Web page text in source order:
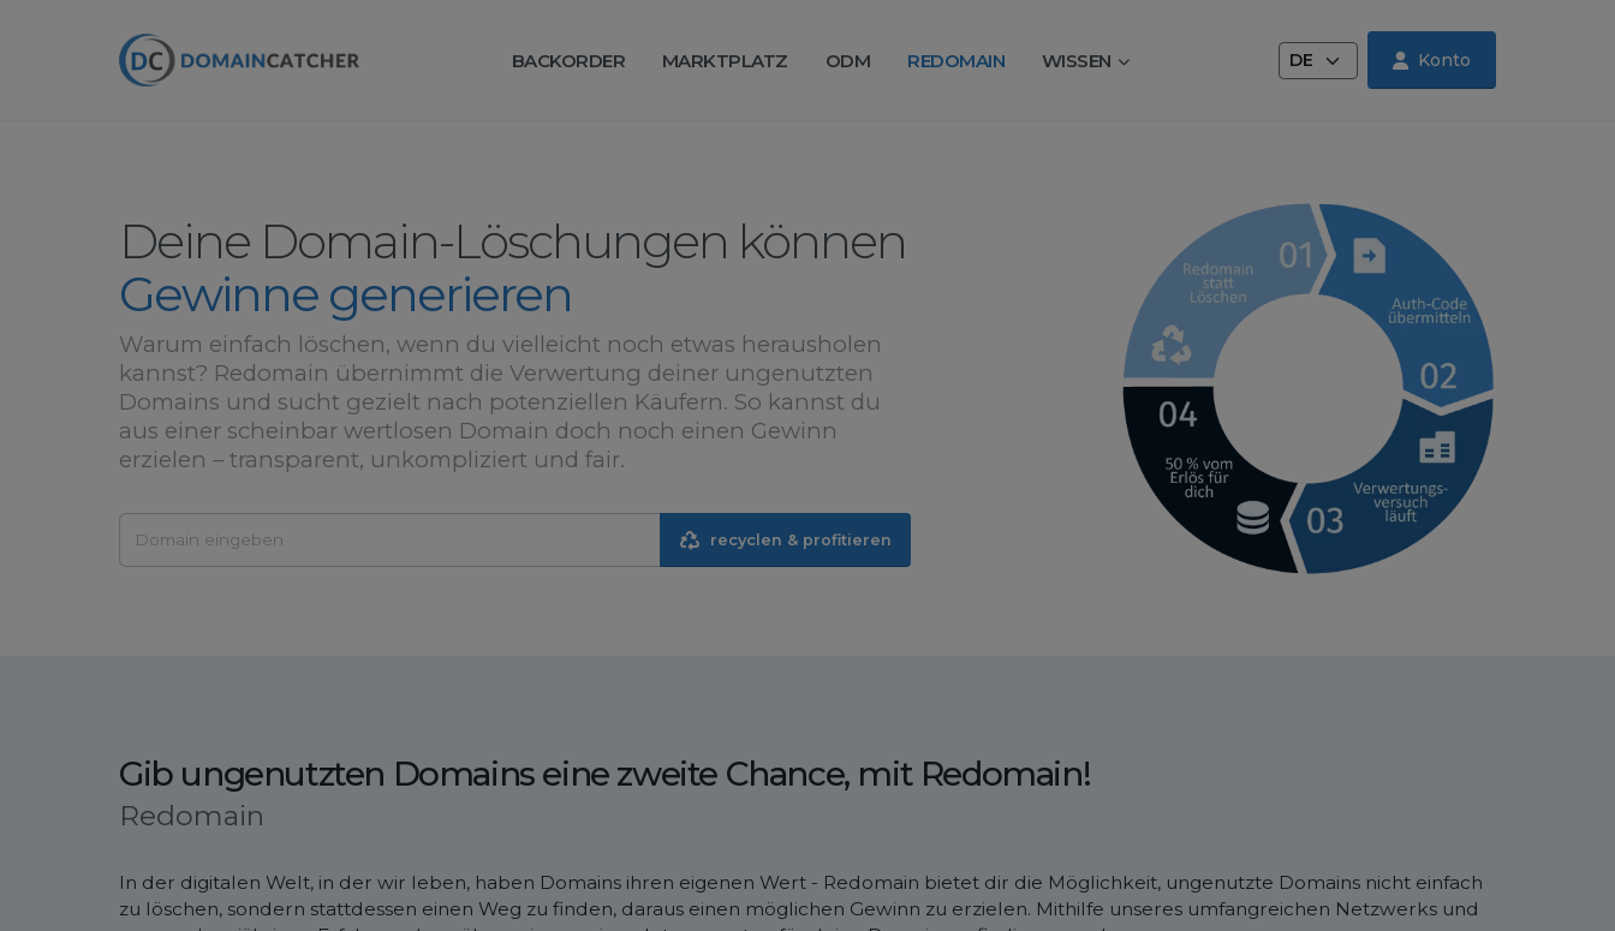
BACKORDER MARKTPLATZ ODM REDOMAIN WISSEN Sprache wechseln
Konto
Deine Domain-Löschungen können
Gewinne generieren
Warum einfach löschen, wenn du vielleicht noch etwas herausholen
kannst? Redomain übernimmt die Verwertung deiner ungenutzten
Domains und sucht gezielt nach potenziellen Käufern. So kannst du
aus einer scheinbar wertlosen Domain doch noch einen Gewinn
erzielen – transparent, unkompliziert und fair.
recyclen & profitieren
Gib ungenutzten Domains eine zweite Chance, mit Redomain!
Redomain
In der digitalen Welt, in der wir leben, haben Domains ihren eigenen Wert - Redomain bietet dir die Möglichkeit, ungenutzte Domains nicht einfach
zu löschen, sondern stattdessen einen Weg zu finden, daraus einen möglichen Gewinn zu erzielen. Mithilfe unseres umfangreichen Netzwerks und